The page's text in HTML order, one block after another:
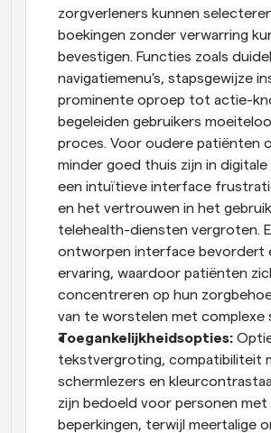
zorgverleners kunnen
boekingen zonder verwarring
bevestigen. Functies zoals
navigatiemenu's, stapsgewijze
prominente oproep tot actie-
begeleiden gebruikers
proces. Voor oudere patiënten
minder goed thuis zijn in
een intuïtieve interface
en het vertrouwen in het
telehealth-diensten vergroten.
ontworpen interface bevordert
ervaring, waardoor patiënten
concentreren op hun
van te worstelen met complexe
Toegankelijkheidsopties:
tekstvergroting, compatibiliteit
schermlezers en
zijn bedoeld voor personen met
beperkingen, terwijl meertalige